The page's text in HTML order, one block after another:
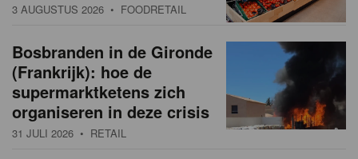
3 AUGUSTUS 2026 • FOODRETAIL
Bosbranden in de Gironde
(Frankrijk): hoe de
supermarktketens zich
organiseren in deze crisis
31 JULI 2026 • RETAIL